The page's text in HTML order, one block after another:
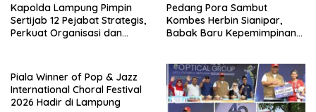
Kapolda Lampung Pimpin
Sertijab 12 Pejabat Strategis,
Perkuat Organisasi dan
Pedang Pora Sambut
Kombes Herbin Sianipar,
Babak Baru Kepemimpinan
Piala Winner of Pop & Jazz
International Choral Festival
2026 Hadir di Lampung